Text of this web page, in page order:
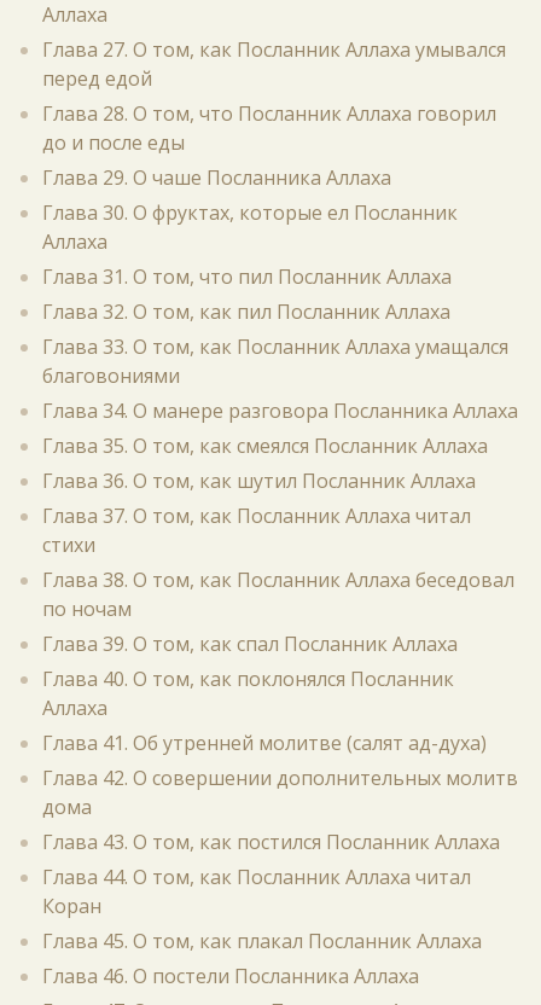
Аллаха
Глава 27. О том, как Посланник Аллаха умывался
перед едой
Глава 28. О том, что Посланник Аллаха говорил
до и после еды
Глава 29. О чаше Посланника Аллаха
Глава 30. О фруктах, которые ел Посланник
Аллаха
Глава 31. О том, что пил Посланник Аллаха
Глава 32. О том, как пил Посланник Аллаха
Глава 33. О том, как Посланник Аллаха умащался
благовониями
Глава 34. О манере разговора Посланника Аллаха
Глава 35. О том, как смеялся Посланник Аллаха
Глава 36. О том, как шутил Посланник Аллаха
Глава 37. О том, как Посланник Аллаха читал
стихи
Глава 38. О том, как Посланник Аллаха беседовал
по ночам
Глава 39. О том, как спал Посланник Аллаха
Глава 40. О том, как поклонялся Посланник
Аллаха
Глава 41. Об утренней молитве (салят ад-духа)
Глава 42. О совершении дополнительных молитв
дома
Глава 43. О том, как постился Посланник Аллаха
Глава 44. О том, как Посланник Аллаха читал
Коран
Глава 45. О том, как плакал Посланник Аллаха
Глава 46. О постели Посланника Аллаха